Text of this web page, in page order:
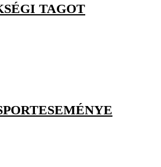
TAGOT